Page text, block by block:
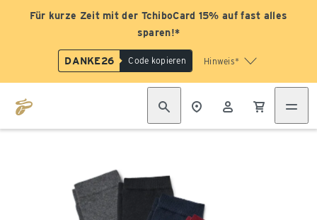
Für kurze Zeit mit der TchiboCard 15% auf fast alles
sparen!*
DANKE26 Code kopieren Hinweis*